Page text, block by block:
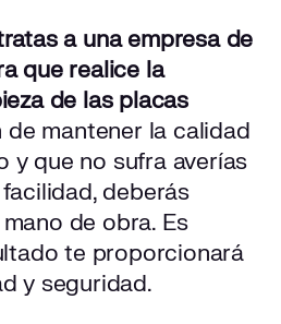
a una empresa de
que realice la
de las placas
de mantener la calidad
y que no sufra averías
deberás
de obra. Es
te proporcionará
y seguridad.